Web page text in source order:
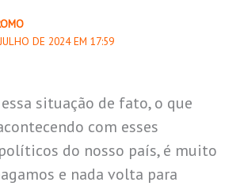
DE 2024 EM 17:59
situação de fato, o que
com esses
do nosso país, é muito
e nada volta para